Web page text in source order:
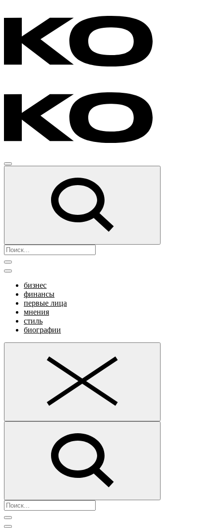
бизнес
финансы
первые лица
мнения
стиль
биографии